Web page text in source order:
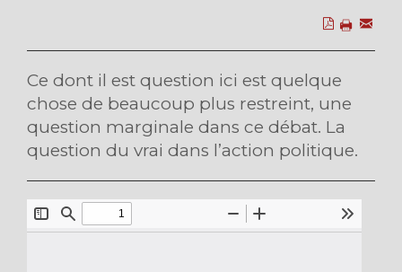
Ce dont il est question ici est quelque
chose de beaucoup plus restreint, une
question marginale dans ce débat. La
question du vrai dans l’action politique.